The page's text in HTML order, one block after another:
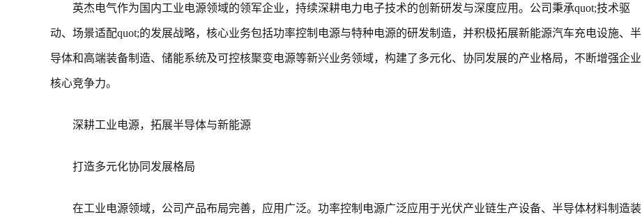
英杰电气作为国内工业电源领域的领军企业，持续深耕电力电子技术的创新研发与深度应用。公司秉承quot;技术驱
动、场景适配quot;的发展战略，核心业务包括功率控制电源与特种电源的研发制造，并积极拓展新能源汽车充电设施、半
导体和高端装备制造、储能系统及可控核聚变电源等新兴业务领域，构建了多元化、协同发展的产业格局，不断增强企业
核心竞争力。
深耕工业电源，拓展半导体与新能源
打造多元化协同发展格局
在工业电源领域，公司产品布局完善，应用广泛。功率控制电源广泛应用于光伏产业链生产设备、半导体材料制造装